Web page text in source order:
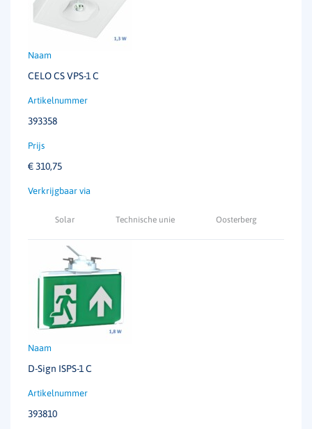
CELO CS VPS-1 C
393358
€ 310,75
Solar Technische unie Oosterberg
D-Sign ISPS-1 C
393810